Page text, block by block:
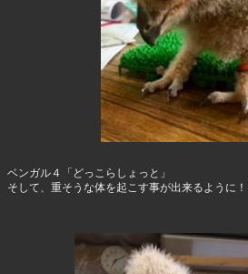
ベンガル４「どっこらしょっと」
そして、重そうな体を起こす事が出来るように！